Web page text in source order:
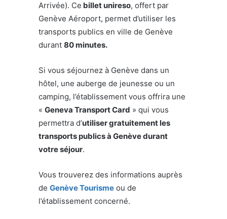
Arrivée). Ce billet unireso, offert par
Genève Aéroport, permet d’utiliser les
transports publics en ville de Genève
durant 80 minutes.
Si vous séjournez à Genève dans un
hôtel, une auberge de jeunesse ou un
camping, l’établissement vous offrira une
« Geneva Transport Card » qui vous
permettra d’utiliser gratuitement les
transports publics à Genève durant
votre séjour.
Vous trouverez des informations auprès
de Genève Tourisme ou de
l’établissement concerné.